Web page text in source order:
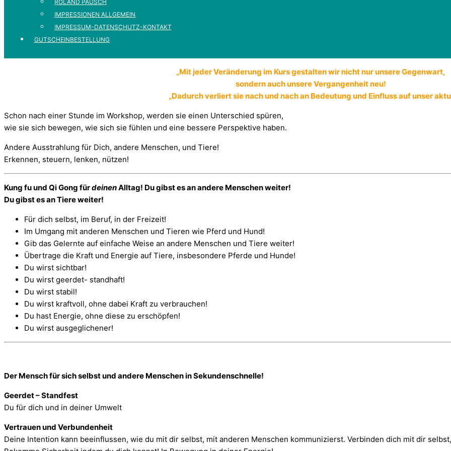
ROLAND PAUSCH
IMPRESSIONEN ALLGEMEIN
IMPRESSUM-DATENSCHUTZ-KONTAKT
GUTSCHEINBESTELLUNG
„Mit jeder Veränderung im Kurs gestalten wir nicht nur unsere Gegenwart,
sondern auch unsere Vergangenheit neu!
„Dadurch verliert sie nach und nach an Bedeutung und Einfluss auf unser
Schon nach einer Stunde im Workshop, werden sie einen Unterschied spüren,
wie sie sich bewegen, wie sich sie fühlen und eine bessere Perspektive haben.
Andere Ausstrahlung für Dich, andere Menschen, und Tiere!
Erkennen, steuern, lenken, nützen!
Kung fu und Qi Gong fürdeinenAlltag! Du gibst es an andere Menschen weiter!
Du gibst es an Tiere weiter!
Für dich selbst, im Beruf, in der Freizeit!
Im Umgang mit anderen Menschen und Tieren wie Pferd und Hund!
Gib das Gelernte auf einfache Weise an andere Menschen und Tiere weiter!
Übertrage die Kraft und Energie auf Tiere, insbesondere Pferde und Hunde!
Du wirst sichtbar!
Du wirst geerdet- standhaft!
Du wirst stabil!
Du wirst kraftvoll, ohne dabei Kraft zu verbrauchen!
Du hast Energie, ohne diese zu erschöpfen!
Du wirst ausgeglichener!
Der Mensch für sich selbst und andere Menschenin Sekundenschnelle!
Geerdet – Standfest
Du für dich und in deiner Umwelt
Vertrauen und Verbundenheit
Deine Intention kann beeinflussen, wie du mit dir selbst, mit anderen Menschen kommunizierst. Verbinden dich mit dir